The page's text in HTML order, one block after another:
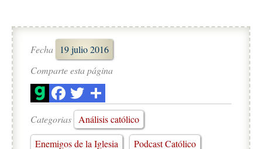
Fecha
19 julio 2016
Comparte esta página
Categorias
Análisis católico
Enemigos de la Iglesia
Podcast Católico